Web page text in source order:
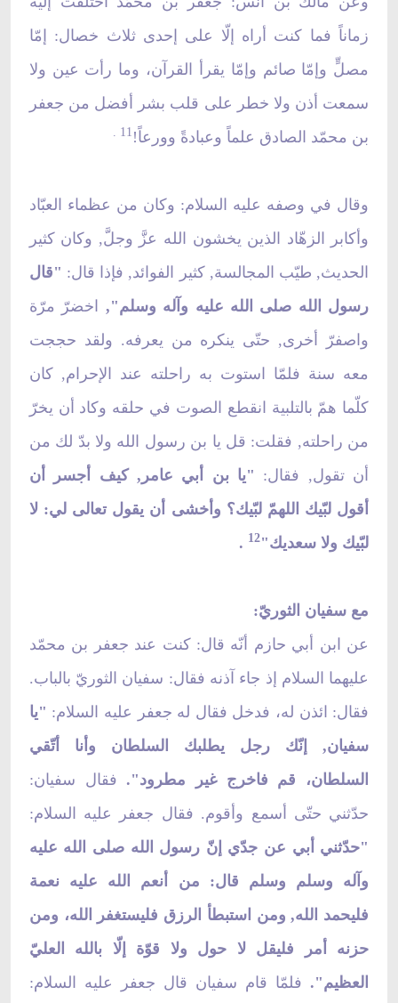
زماناً فما كنت أراه إلّا على إحدى ثلاث خصال: إمّا
مصلٍّ وإمّا صائم وإمّا يقرأ القرآن، وما رأت عين ولا
سمعت أذن ولا خطر على قلب بشر أفضل من جعفر
بن محمّد الصادق علماً وعبادةً وورعاً! 11
.
وقال في وصفه عليه السلام: وكان من عظماء العبّاد
وأكابر الزهّاد الذين يخشون الله عزَّ وجلَّ, وكان كثير
الحديث, طيّب المجالسة, كثير الفوائد, فإذا قال: "قال
رسول الله صلى الله عليه وآله وسلم", اخضرّ مرّة
واصفرّ أخرى, حتّى ينكره من يعرفه. ولقد حججت
معه سنة فلمّا استوت به راحلته عند الإحرام, كان
كلّما همّ بالتلبية انقطع الصوت في حلقه وكاد أن يخرّ
من راحلته, فقلت: قل يا بن رسول الله ولا بدّ لك من
أن تقول, فقال: "يا بن أبي عامر, كيف أجسر أن
أقول لبّيك اللهمّ لبّيك؟ وأخشى أن يقول تعالى لي: لا
لبّيك ولا سعديك"12
.
مع سفيان الثوريّ:
عن ابن أبي حازم أنّه قال: كنت عند جعفر بن محمّد
عليهما السلام إذ جاء آذنه فقال: سفيان الثوريّ بالباب.
فقال: ائذن له، فدخل فقال له جعفر عليه السلام: "يا
سفيان, إنّك رجل يطلبك السلطان وأنا أتّقي
السلطان، قم فاخرج غير مطرود". فقال سفيان:
حدّثني حتّى أسمع وأقوم. فقال جعفر عليه السلام:
"حدّثني أبي عن جدّي إنّ رسول الله صلى الله عليه
وآله وسلم وسلم قال: من أنعم الله عليه نعمة
فليحمد الله, ومن استبطأ الرزق فليستغفر الله، ومن
حزنه أمر فليقل لا حول ولا قوّة إلّا بالله العليّ
العظيم". فلمّا قام سفيان قال جعفر عليه السلام: